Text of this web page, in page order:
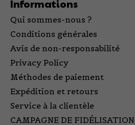
Informations
Qui sommes-nous ?
Conditions générales
Avis de non-responsabilité
Privacy Policy
Méthodes de paiement
Expédition et retours
Service à la clientèle
CAMPAGNE DE FIDÉLISATION